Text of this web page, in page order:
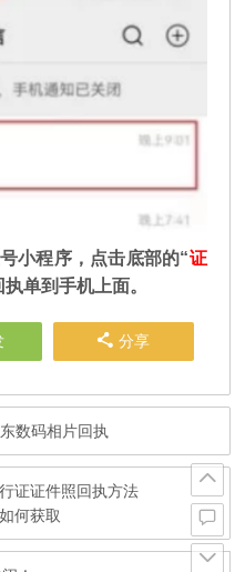
小程序，点击底部的“证
单到手机上面。
分享
数码相片回执
证证件照回执方法
何获取